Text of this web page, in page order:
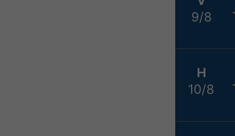
9/8
H
10/8